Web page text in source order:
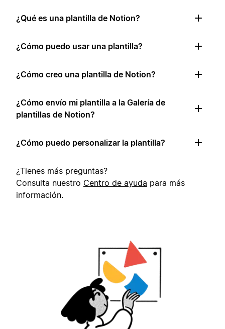
¿Qué es una plantilla de Notion?
¿Cómo puedo usar una plantilla?
¿Cómo creo una plantilla de Notion?
¿Cómo envío mi plantilla a la Galería de
plantillas de Notion?
¿Cómo puedo personalizar la plantilla?
¿Tienes más preguntas?
Consulta nuestro Centro de ayuda para más
información.